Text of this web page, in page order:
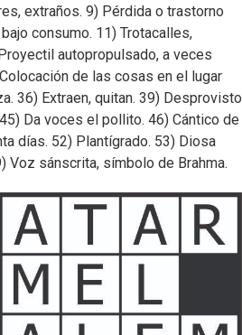
extraños. 9) Pérdida o trastorno
consumo. 11) Trotacalles,
autopropulsado, a veces
de las cosas en el lugar
36) Extraen, quitan. 39) Desprovisto
Da voces el pollito. 46) Cántico de
días. 52) Plantígrado. 53) Diosa
Voz sánscrita, símbolo de Brahma.